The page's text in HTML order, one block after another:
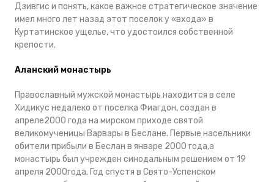
Дзивгис и понять, какое важное стратегическое значение
имел много лет назад этот поселок у «входа» в
Куртатинское ущелье, что удостоился собственной
крепости.
Аланский монастырь
Православный мужской монастырь находится в селе
Хидикус недалеко от поселка Фиагдон, создан в
апреле2000 года на мирском приходе святой
великомученицы Варвары в Беслане. Первые насельники
обители прибыли в Беслан в январе 2000 года,а
монастырь был учрежден синодальным решением от 19
апреля 2000года. Год спустя в Свято-Успенском